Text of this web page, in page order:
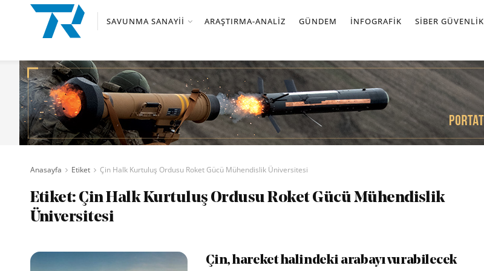
SAVUNMA SANAYII ARAŞTIRMA-ANALIZ GÜNDEM İNFOGRAFIK SIBER GÜVENLIK
Anasayfa Etiket Çin Halk Kurtuluş Ordusu Roket Gücü Mühendislik Üniversitesi
Etiket: Çin Halk Kurtuluş Ordusu Roket Gücü Mühendislik
Üniversitesi
Çin, hareket halindeki arabayı vurabilecek